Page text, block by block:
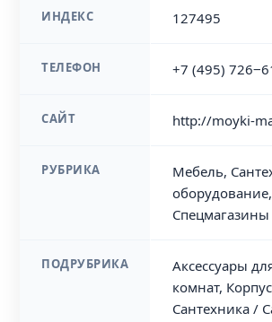
ИНДЕКС 127495
ТЕЛЕФОН +7 (495)
САЙТ http://moyki-
РУБРИКА
Мебель,
оборудование,
Спецмагазины
ПОДРУБРИКА
Аксессуары
комнат,
Сантехника /